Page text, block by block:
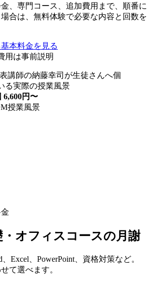
、専門コース、追加費用まで、順番に
合は、無料体験で必要な内容と回数を
基本料金を見る
用は事前説明
6,600円〜
授業風景
オフィスコースの月謝
Excel、PowerPoint、資格対策など。
て選べます。